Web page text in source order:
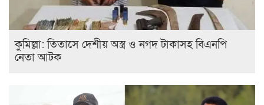
কুমিল্লা: তিতাসে দেশীয় অস্ত্র ও নগদ টাকাসহ বিএনপি
নেতা আটক